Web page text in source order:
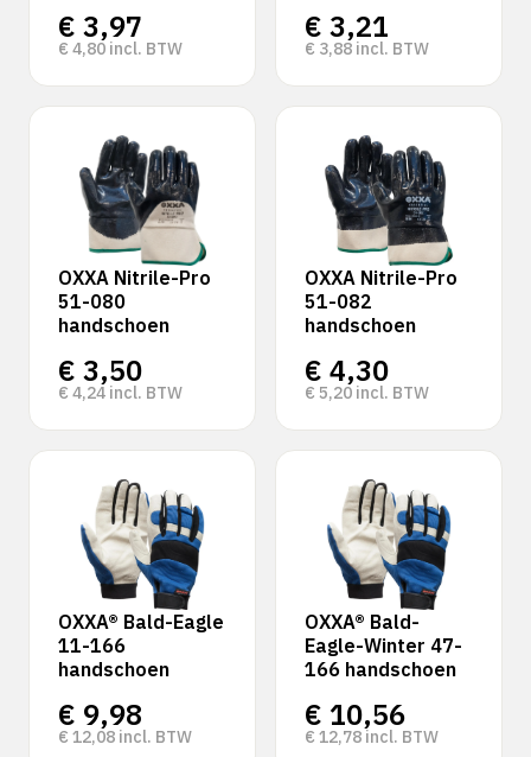
€ 3,97
€ 4,80 incl. BTW
€ 3,21
€ 3,88 incl. BTW
OXXA Nitrile-Pro
51-080
handschoen
€ 3,50
€ 4,24 incl. BTW
OXXA Nitrile-Pro
51-082
handschoen
€ 4,30
€ 5,20 incl. BTW
OXXA® Bald-Eagle
11-166
handschoen
€ 9,98
€ 12,08 incl. BTW
OXXA® Bald-
Eagle-Winter 47-
166 handschoen
€ 10,56
€ 12,78 incl. BTW